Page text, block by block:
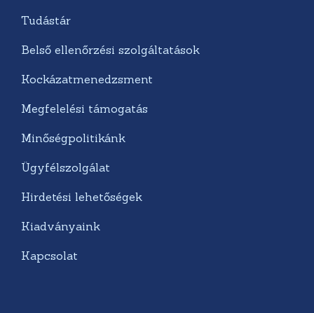
Tudástár
Belső ellenőrzési szolgáltatások
Kockázatmenedzsment
Megfelelési támogatás
Minőségpolitikánk
Ügyfélszolgálat
Hirdetési lehetőségek
Kiadványaink
Kapcsolat